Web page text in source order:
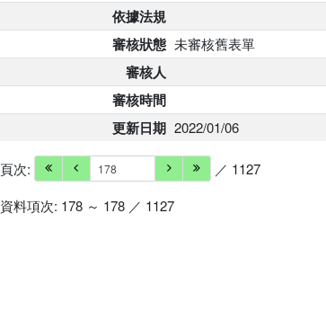
依據法規
審核狀態 未審核舊表單
審核人
審核時間
更新日期 2022/01/06
頁次:
／ 1127
資料項次: 178 ～ 178 ／ 1127